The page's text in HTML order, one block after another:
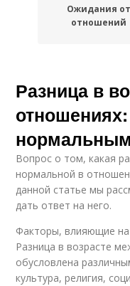
Ожидания от
отношений
Разница в
отношениях:
нормальным
Вопрос о том, какая
нормальной в
данной статье мы
дать ответ на него.
Факторы, влияющие на
Разница в возрасте
обусловлена
культура, религия,